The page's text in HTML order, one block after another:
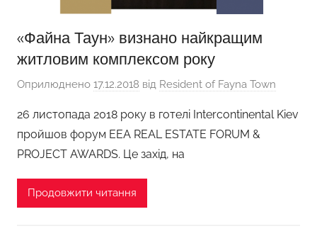
«Файна Таун» визнано найкращим
житловим комплексом року
Оприлюднено 17.12.2018 від Resident of Fayna Town
26 листопада 2018 року в готелі Intercontinental Kiev
пройшов форум EEA REAL ESTATE FORUM &
PROJECT AWARDS. Це захід, на
Продовжити читання